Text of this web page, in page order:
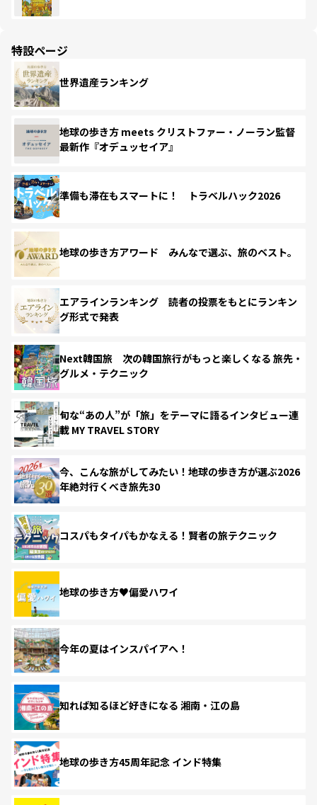
特設ページ
世界遺産ランキング
地球の歩き方 meets クリストファー・ノーラン監督
最新作『オデュッセイア』
準備も滞在もスマートに！ トラベルハック2026
地球の歩き方アワード みんなで選ぶ、旅のベスト。
エアラインランキング 読者の投票をもとにランキン
グ形式で発表
Next韓国旅 次の韓国旅行がもっと楽しくなる 旅先・
グルメ・テクニック
旬な“あの人”が「旅」をテーマに語るインタビュー連
載 MY TRAVEL STORY
今、こんな旅がしてみたい！地球の歩き方が選ぶ2026
年絶対行くべき旅先30
コスパもタイパもかなえる！賢者の旅テクニック
地球の歩き方♥偏愛ハワイ
今年の夏はインスパイアへ！
知れば知るほど好きになる 湘南・江の島
地球の歩き方45周年記念 インド特集